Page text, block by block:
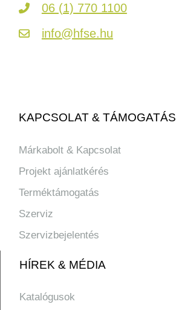
06 (1) 770 1100
info@hfse.hu
KAPCSOLAT & TÁMOGATÁS
Márkabolt & Kapcsolat
Projekt ajánlatkérés
Terméktámogatás
Szerviz
Szervizbejelentés
HÍREK & MÉDIA
Katalógusok